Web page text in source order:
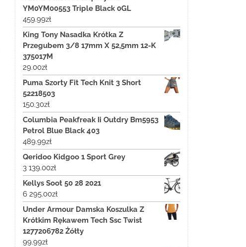
YM0YM00553 Triple Black 0GL
459.99zł
King Tony Nasadka Krótka Z
Przegubem 3/8 17mm X 52,5mm 12-K
375017M
29.00zł
Puma Szorty Fit Tech Knit 3 Short
52218503
150.30zł
Columbia Peakfreak Ii Outdry Bm5953
Petrol Blue Black 403
489.99zł
Qeridoo Kidgoo 1 Sport Grey
3 139.00zł
Kellys Soot 50 28 2021
6 295.00zł
Under Armour Damska Koszulka Z
Krótkim Rękawem Tech Ssc Twist
1277206782 Żółty
99.99zł